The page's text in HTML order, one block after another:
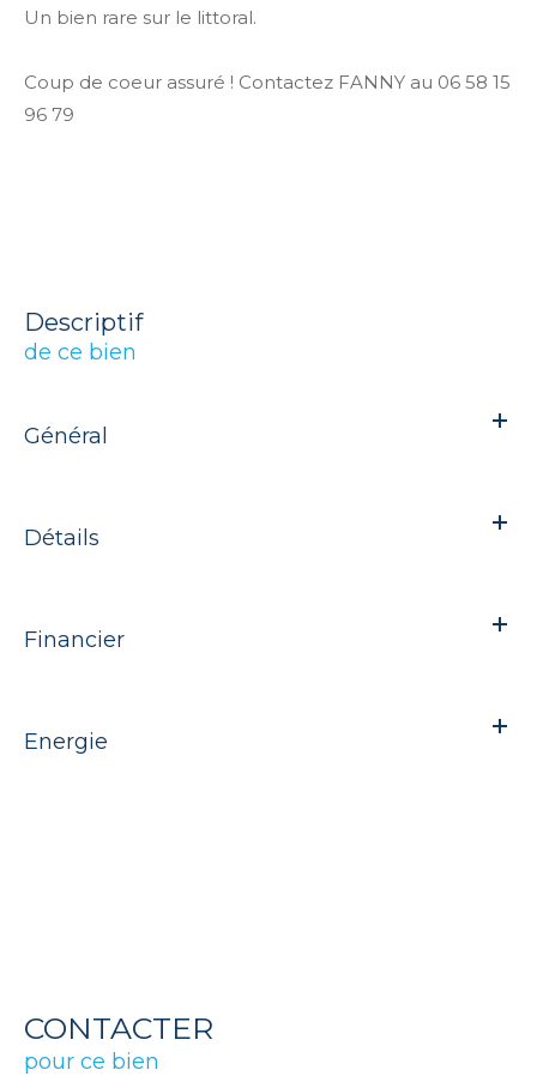
Un bien rare sur le littoral.
Coup de coeur assuré ! Contactez FANNY au 06 58 15
96 79
descriptif
de ce bien
Général
Détails
Financier
Energie
CONTACTER
pour ce bien